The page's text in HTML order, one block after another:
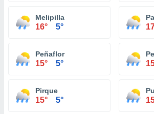
Melipilla
16° 5°
Peñaflor
15° 5°
Pirque
15° 5°